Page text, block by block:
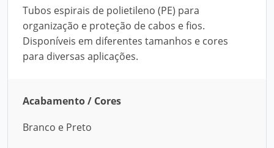
Tubos espirais de polietileno (PE) para
organização e proteção de cabos e fios.
Disponíveis em diferentes tamanhos e cores
para diversas aplicações.
Acabamento / Cores
Branco e Preto